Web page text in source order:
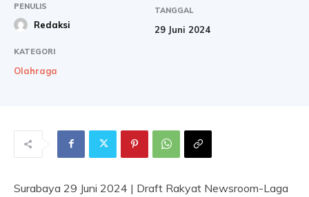
PENULIS
Redaksi
TANGGAL
29 Juni 2024
KATEGORI
Olahraga
Surabaya 29 Juni 2024 | Draft Rakyat Newsroom-Laga